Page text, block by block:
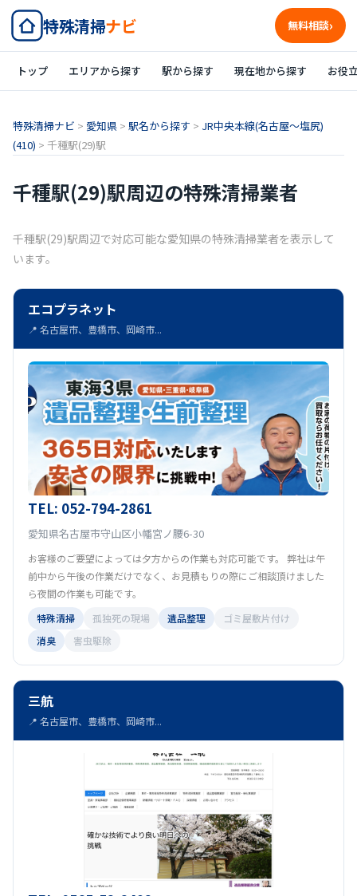
特殊清掃ナビ 無料相談
トップ エリアから探す 駅から探す 現在地から探す お役
特殊清掃ナビ > 愛知県 > 駅名から探す > JR中央本線(名古屋～塩尻)
(410) > 千種駅(29)駅
千種駅(29)駅周辺の特殊清掃業者
千種駅(29)駅周辺で対応可能な愛知県の特殊清掃業者を表示して
います。
エコプラネット
📍 名古屋市、豊橋市、岡崎市...
TEL: 052-794-2861
愛知県名古屋市守山区小幡宮ノ腰6-30
お客様のご要望によっては夕方からの作業も対応可能です。 弊社は午
前中から午後の作業だけでなく、お見積もりの際にご相談頂けました
ら夜間の作業も可能です。
特殊清掃
孤独死の現場 遺品整理
ゴミ屋敷片付け
消臭
害虫駆除
三航
📍 名古屋市、豊橋市、岡崎市...